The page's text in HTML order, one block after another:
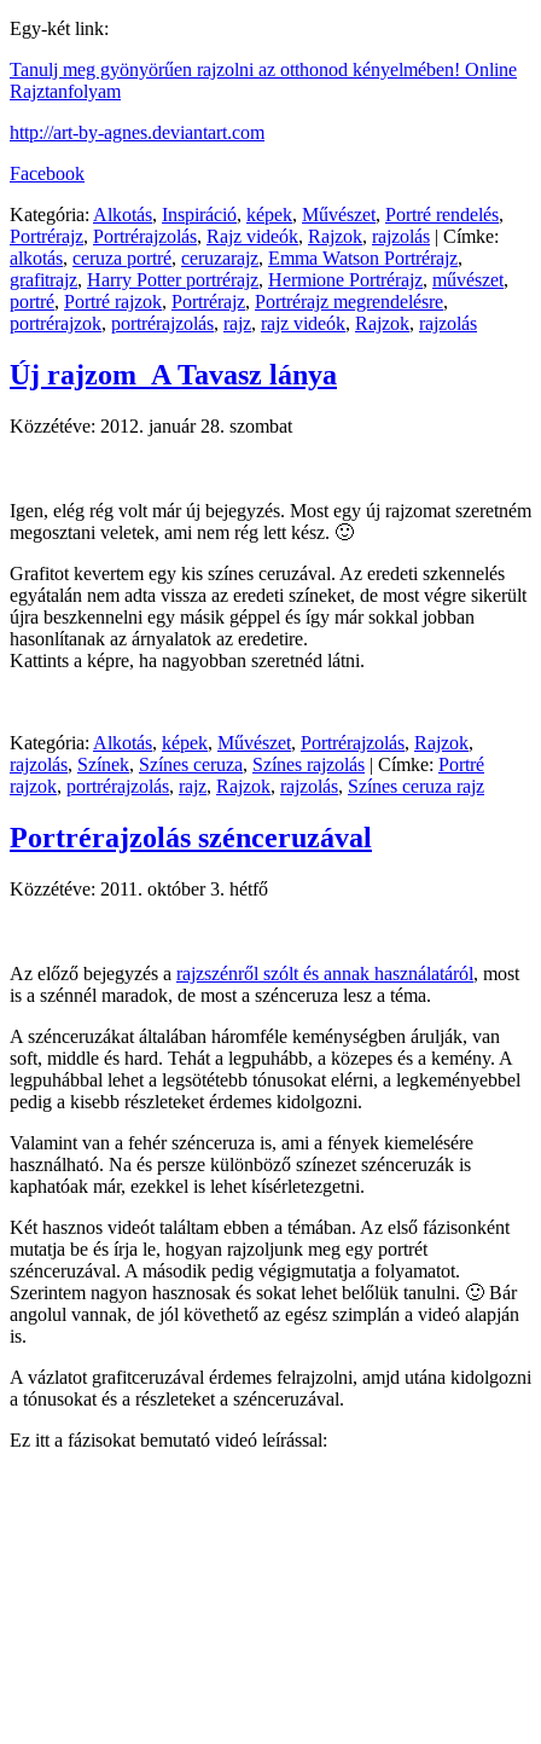
Egy-két link:
Tanulj meg gyönyörűen rajzolni az otthonod kényelmében! Online
Rajztanfolyam
http://art-by-agnes.deviantart.com
Facebook
Kategória: Alkotás, Inspiráció, képek, Művészet, Portré rendelés,
Portrérajz, Portrérajzolás, Rajz videók, Rajzok, rajzolás | Címke:
alkotás, ceruza portré, ceruzarajz, Emma Watson Portrérajz,
grafitrajz, Harry Potter portrérajz, Hermione Portrérajz, művészet,
portré, Portré rajzok, Portrérajz, Portrérajz megrendelésre,
portrérajzok, portrérajzolás, rajz, rajz videók, Rajzok, rajzolás
Új rajzom_A Tavasz lánya
Közzétéve: 2012. január 28. szombat
Igen, elég rég volt már új bejegyzés. Most egy új rajzomat szeretném
megosztani veletek, ami nem rég lett kész. 🙂
Grafitot kevertem egy kis színes ceruzával. Az eredeti szkennelés
egyátalán nem adta vissza az eredeti színeket, de most végre sikerült
újra beszkennelni egy másik géppel és így már sokkal jobban
hasonlítanak az árnyalatok az eredetire.
Kattints a képre, ha nagyobban szeretnéd látni.
Kategória: Alkotás, képek, Művészet, Portrérajzolás, Rajzok,
rajzolás, Színek, Színes ceruza, Színes rajzolás | Címke: Portré
rajzok, portrérajzolás, rajz, Rajzok, rajzolás, Színes ceruza rajz
Portrérajzolás szénceruzával
Közzétéve: 2011. október 3. hétfő
Az előző bejegyzés a rajzszénről szólt és annak használatáról, most
is a szénnél maradok, de most a szénceruza lesz a téma.
A szénceruzákat általában háromféle keménységben árulják, van
soft, middle és hard. Tehát a legpuhább, a közepes és a kemény. A
legpuhábbal lehet a legsötétebb tónusokat elérni, a legkeményebbel
pedig a kisebb részleteket érdemes kidolgozni.
Valamint van a fehér szénceruza is, ami a fények kiemelésére
használható. Na és persze különböző színezet szénceruzák is
kaphatóak már, ezekkel is lehet kísérletezgetni.
Két hasznos videót találtam ebben a témában. Az első fázisonként
mutatja be és írja le, hogyan rajzoljunk meg egy portrét
szénceruzával. A második pedig végigmutatja a folyamatot.
Szerintem nagyon hasznosak és sokat lehet belőlük tanulni. 🙂 Bár
angolul vannak, de jól követhető az egész szimplán a videó alapján
is.
A vázlatot grafitceruzával érdemes felrajzolni, amjd utána kidolgozni
a tónusokat és a részleteket a szénceruzával.
Ez itt a fázisokat bemutató videó leírással: